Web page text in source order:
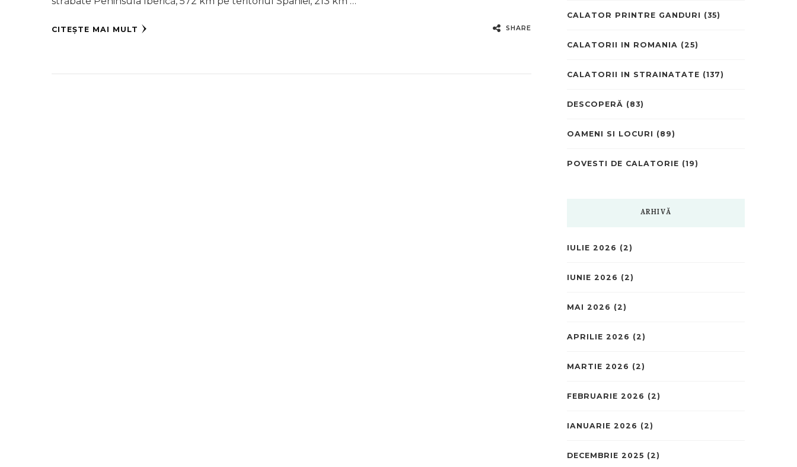
CITEȘTE MAI MULT SHARE
CALATOR PRINTRE GANDURI (35)
CALATORII IN ROMANIA (25)
CALATORII IN STRAINATATE (137)
DESCOPERĂ (83)
OAMENI SI LOCURI (89)
POVESTI DE CALATORIE (19)
ARHIVĂ
IULIE 2026 (2)
IUNIE 2026 (2)
MAI 2026 (2)
APRILIE 2026 (2)
MARTIE 2026 (2)
FEBRUARIE 2026 (2)
IANUARIE 2026 (2)
DECEMBRIE 2025 (2)